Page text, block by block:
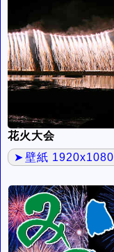
花火大会
壁紙 1920x1080